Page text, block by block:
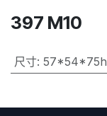
397 M10
尺寸: 57*54*75h